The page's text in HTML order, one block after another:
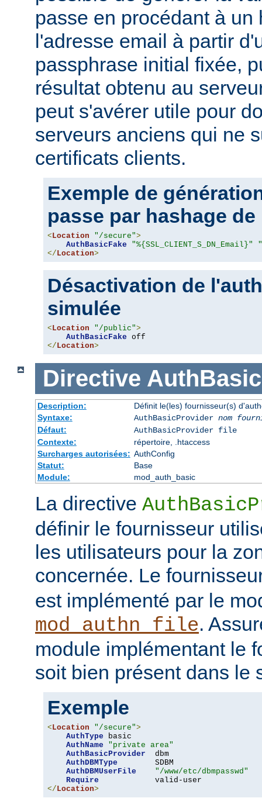
passe en procédant à un
l'adresse email à partir
passphrase initial fixée,
résultat obtenu au
peut s'avérer utile pour
serveurs anciens qui ne
certificats clients.
Exemple de
passe par hashage
<Location "/secure">
AuthBasicFake
"%{SSL_CLIENT_S_DN_Email}"
</Location>
Désactivation de
simulée
<Location "/public">
AuthBasicFake
</Location>
Directive
Description:
Définit le(les) fournisseur(s)
Syntaxe:
AuthBasicProvider nom
Défaut:
AuthBasicProvider file
Contexte:
répertoire, .htaccess
Surcharges autorisées: AuthConfig
Statut:
Base
Module:
mod_auth_basic
La directive
définir le fournisseur
les utilisateurs pour la
concernée. Le
est implémenté par le
mod_authn_file.
module implémentant le
soit bien présent dans le
Exemple
<Location "/secure">
AuthType basic
AuthName
"private area"
AuthBasicProvider
  dbm
AuthDBMType
        SDBM
AuthDBMUserFile
"/www/etc/dbmpasswd"
Require
</Location>